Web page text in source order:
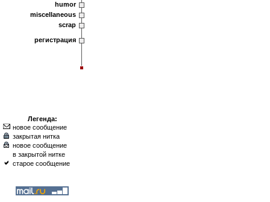
humor
miscellaneous
scrap
регистрация
Легенда:
новое сообщение
закрытая нитка
новое сообщение
в закрытой нитке
старое сообщение